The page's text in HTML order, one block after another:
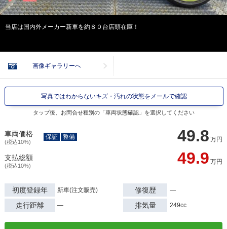
当店は国内外メーカー新車を約８０台店頭在庫！
画像ギャラリーへ
写真ではわからないキズ・汚れの状態をメールで確認
タップ後、お問合せ種別の「車両状態確認」を選択してください
車両価格
(税込10%) 49.8 万円
保証 整備
支払総額
(税込10%) 49.9 万円
初度登録年 新車(注文販売) 修復歴 ―
走行距離 ― 排気量 249cc